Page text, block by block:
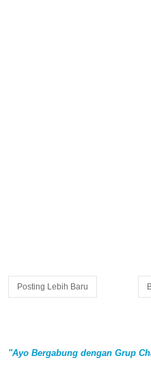
Posting Lebih Baru
"Ayo Bergabung dengan Grup